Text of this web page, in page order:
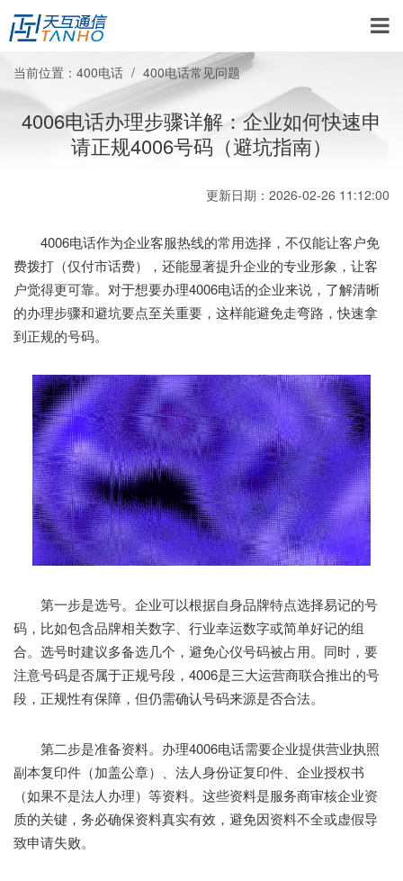
当前位置： 400电话 400电话常见问题
4006电话办理步骤详解：企业如何快速申
请正规4006号码（避坑指南）
更新日期：2026-02-26 11:12:00
4006电话作为企业客服热线的常用选择，不仅能让客户免
费拨打（仅付市话费），还能显著提升企业的专业形象，让客
户觉得更可靠。对于想要办理4006电话的企业来说，了解清晰
的办理步骤和避坑要点至关重要，这样能避免走弯路，快速拿
到正规的号码。
第一步是选号。企业可以根据自身品牌特点选择易记的号
码，比如包含品牌相关数字、行业幸运数字或简单好记的组
合。选号时建议多备选几个，避免心仪号码被占用。同时，要
注意号码是否属于正规号段，4006是三大运营商联合推出的号
段，正规性有保障，但仍需确认号码来源是否合法。
第二步是准备资料。办理4006电话需要企业提供营业执照
副本复印件（加盖公章）、法人身份证复印件、企业授权书
（如果不是法人办理）等资料。这些资料是服务商审核企业资
质的关键，务必确保资料真实有效，避免因资料不全或虚假导
致申请失败。